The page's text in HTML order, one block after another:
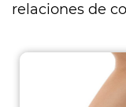
relaciones de